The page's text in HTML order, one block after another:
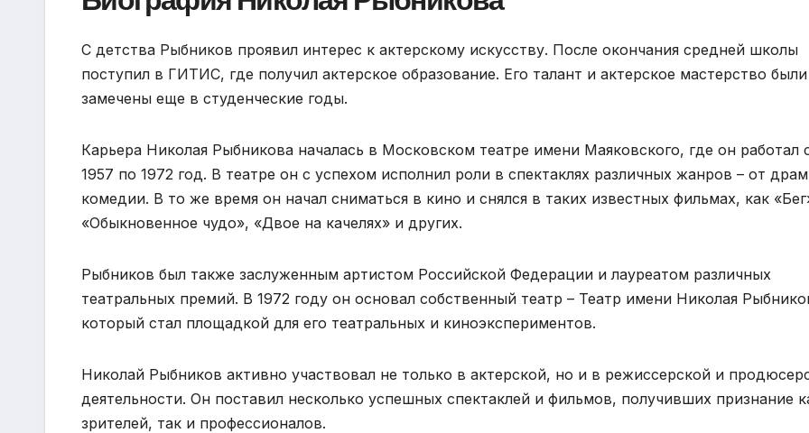
С детства Рыбников проявил интерес к актерскому искусству. После окончания средней школы
поступил в ГИТИС, где получил актерское образование. Его талант и актерское мастерство были
замечены еще в студенческие годы.
Карьера Николая Рыбникова началась в Московском театре имени Маяковского, где он работал
1957 по 1972 год. В театре он с успехом исполнил роли в спектаклях различных жанров – от
комедии. В то же время он начал сниматься в кино и снялся в таких известных фильмах, как
«Обыкновенное чудо», «Двое на качелях» и других.
Рыбников был также заслуженным артистом Российской Федерации и лауреатом различных
театральных премий. В 1972 году он основал собственный театр – Театр имени Николая
который стал площадкой для его театральных и киноэкспериментов.
Николай Рыбников активно участвовал не только в актерской, но и в режиссерской и
деятельности. Он поставил несколько успешных спектаклей и фильмов, получивших признание
зрителей, так и профессионалов.